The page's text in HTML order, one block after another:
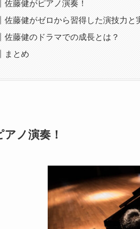
佐藤健がピアノ演奏！
佐藤健がゼロから習得した演技力と
佐藤健のドラマでの成長とは？
まとめ
ノ演奏！